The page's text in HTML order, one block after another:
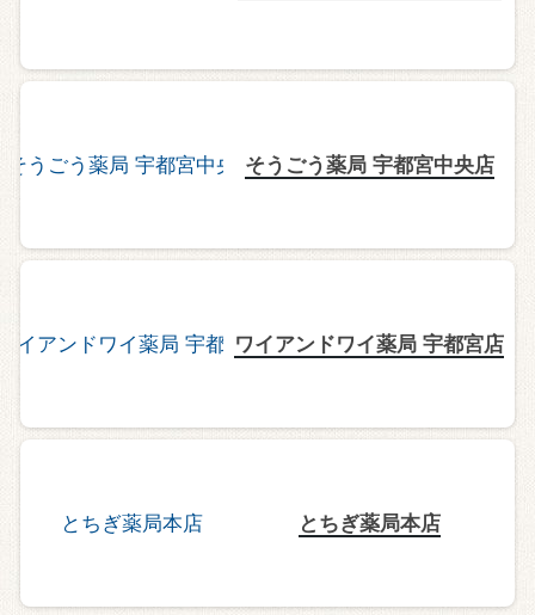
そうごう薬局 宇都宮中央店
ワイアンドワイ薬局 宇都宮店
とちぎ薬局本店